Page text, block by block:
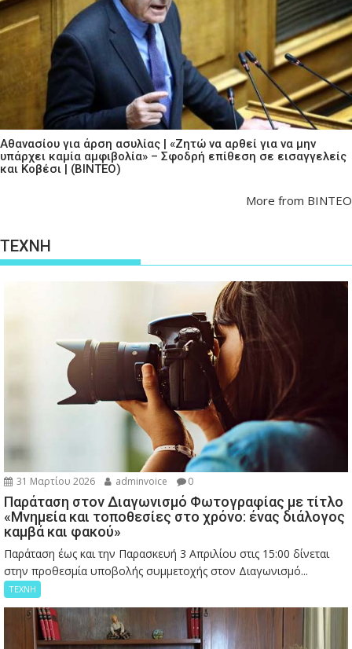
Αθανασίου για άρση ασυλίας | «Ζητώ να αρθεί για να μην
υπάρχει καμία αμφιβολία» – Σφοδρή επίθεση σε εισαγγελείς
και Κοβέσι | (ΒΙΝΤΕΟ)
More from ΒΙΝΤΕΟ
ΤΕΧΝΗ
31 Μαρτίου 2026 adminvoice 0
Παράταση στον Διαγωνισμό Φωτογραφίας με τίτλο
«Μνημεία και τοποθεσίες στο χρόνο: ένας διάλογος
καμβά και φακού»
Παράταση έως και την Παρασκευή 3 Απριλίου στις 15:00 δίνεται
στην προθεσμία υποβολής συμμετοχής στον Διαγωνισμό...
ΤΕΧΝΗ